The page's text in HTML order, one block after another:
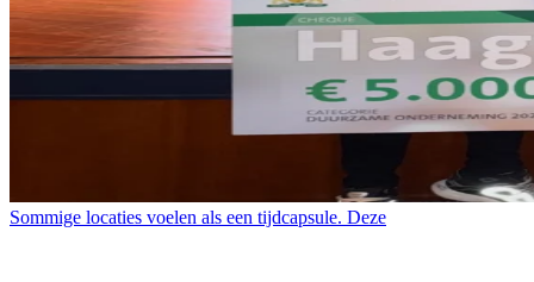
Sommige locaties voelen als een tijdcapsule. Deze